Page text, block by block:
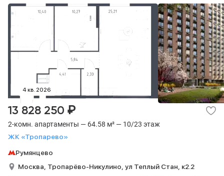
4 кв. 2026
2-комн. апартаменты — 64.58 м² — 10/23 этаж
ЖК «Тропарево»
13 828 250 ₽
Румянцево
Москва, Тропарёво-Никулино, ул Теплый Стан, к2.2